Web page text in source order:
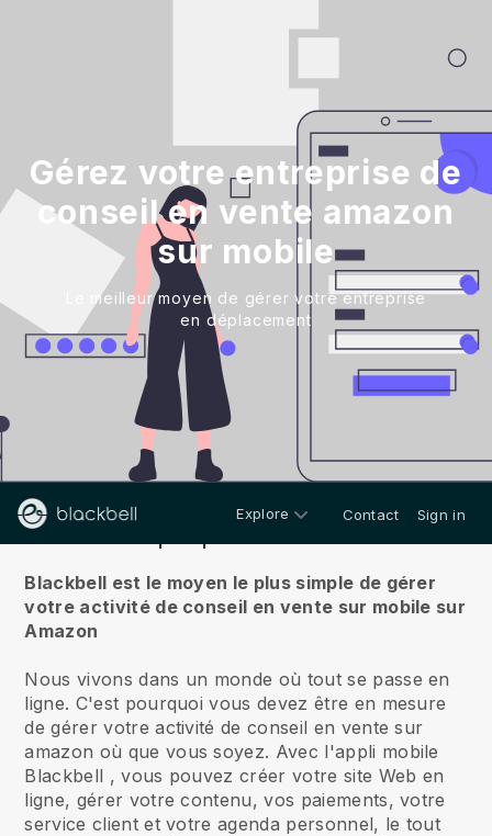
Gérez votre entreprise de
conseil en vente amazon
sur mobile
Le meilleur moyen de gérer votre entreprise
en déplacement
Explore Contact Sign in
Blackbell est le moyen le plus simple de gérer
votre activité de conseil en vente sur mobile sur
Amazon
Nous vivons dans un monde où tout se passe en
ligne. C'est pourquoi vous devez être en mesure
de gérer votre activité de conseil en vente sur
amazon où que vous soyez. Avec l'appli mobile
Blackbell , vous pouvez créer votre site Web en
ligne, gérer votre contenu, vos paiements, votre
service client et votre agenda personnel, le tout